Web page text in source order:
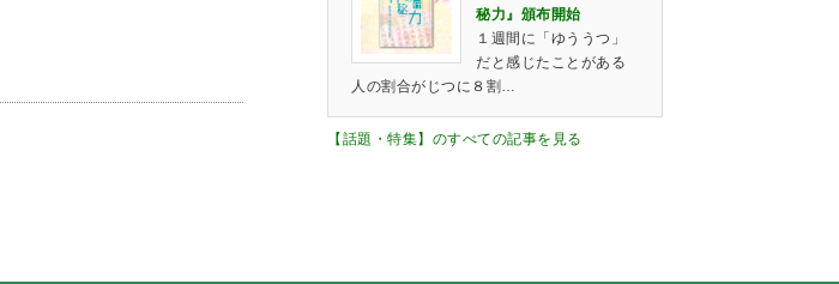
秘力』頒布開始
１週間に「ゆううつ」
だと感じたことがある
人の割合がじつに８割…
【話題・特集】のすべての記事を見る